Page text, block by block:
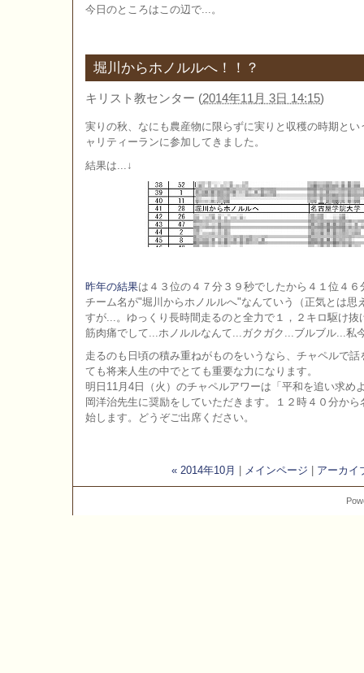
今日のところはこの辺で...。
堀川からホノルルへ！！？
キリスト教センター (2014年11月 3日 14:15)
実りの秋、なにも農産物に限らずに実りと収穫の時期と
ャリティーランに参加してきました。
結果は...↓
昨年の結果は４３位の４７分３９秒でしたから４１位４
チーム名が"堀川からホノルルへ"なんていう（正気とは思
すが...。ゆっくり長時間走るのと全力で１，２キロ駆け
筋肉痛でして...ホノルルなんて...ガクガク...ブルブル...私
走るのも日頃の積み重ねがものをいうなら、チャペルで
ても将来人生の中でとても重要な力になります。
明日11月4日（火）のチャペルアワーは「平和を追い求
岡洋治先生に奨励をしていただきます。１２時４０分か
始します。どうぞご出席ください。
« 2014年10月 メインページ アーカイ